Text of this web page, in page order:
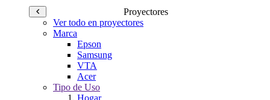
Proyectores
Ver todo en proyectores
Marca
Epson
Samsung
VTA
Acer
Tipo de Uso
Hogar